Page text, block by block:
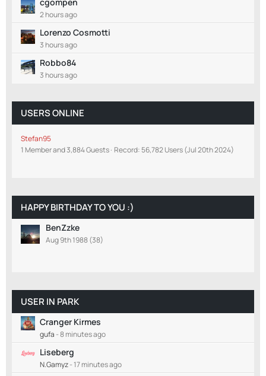
cgompen
2 hours ago
Lorenzo Cosmotti
3 hours ago
Robbo84
3 hours ago
USERS ONLINE
Stefan95
1 Member and 3,884 Guests Record: 56,782 Users (Jul 20th 2024)
HAPPY BIRTHDAY TO YOU :)
BenZzke
Aug 9th 1988 (38)
USER IN PARK
Cranger Kirmes
gufa -8 minutes ago
Liseberg
N.Gamyz-17 minutes ago